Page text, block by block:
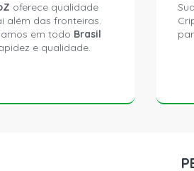
oferece qualidade
além das fronteiras.
em todo Brasil
e qualidade.